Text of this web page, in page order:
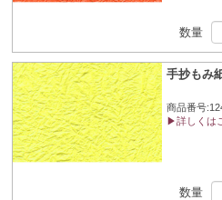
数量
手抄もみ
商品番号
▶詳しくは
数量